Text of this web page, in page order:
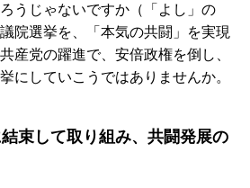
うじゃないですか（「よし」の
院選挙を、「本気の共闘」を実現
産党の躍進で、安倍政権を倒し、
にしていこうではありませんか。
束して取り組み、共闘発展の